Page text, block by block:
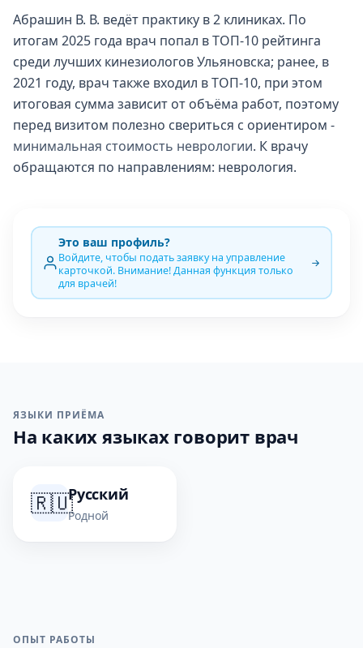
Абрашин В. В. ведёт практику в 2 клиниках. По
итогам 2025 года врач попал в ТОП-10 рейтинга
среди лучших кинезиологов Ульяновска; ранее, в
2021 году, врач также входил в ТОП-10, при этом
итоговая сумма зависит от объёма работ, поэтому
перед визитом полезно свериться с ориентиром -
минимальная стоимость неврологии. К врачу
обращаются по направлениям: неврология.
Это ваш профиль?
Войдите, чтобы подать заявку на управление
карточкой. Внимание! Данная функция только
для врачей!
ЯЗЫКИ ПРИЁМА
На каких языках говорит врач
🇷🇺Русский
Родной
ОПЫТ РАБОТЫ